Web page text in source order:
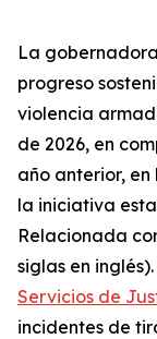
La
progreso
violencia
de 2026, en
año anterior,
la iniciativa
Relacionada
siglas en inglés).
Servicios de
incidentes de